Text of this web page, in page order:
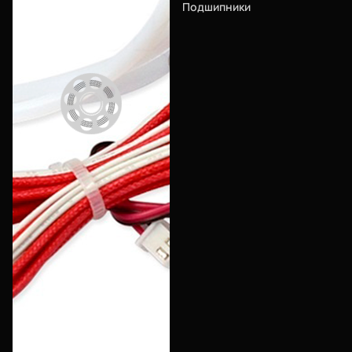
Подшипники
О нас
Сертификаты
Система скидок
Оплата и доставка
Для крупных 3D-печатников